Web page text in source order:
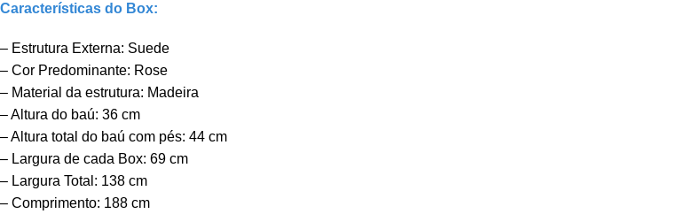
Características do Box:
– Estrutura Externa: Suede
– Cor Predominante: Rose
– Material da estrutura: Madeira
– Altura do baú: 36 cm
– Altura total do baú com pés: 44 cm
– Largura de cada Box: 69 cm
– Largura Total: 138 cm
– Comprimento: 188 cm